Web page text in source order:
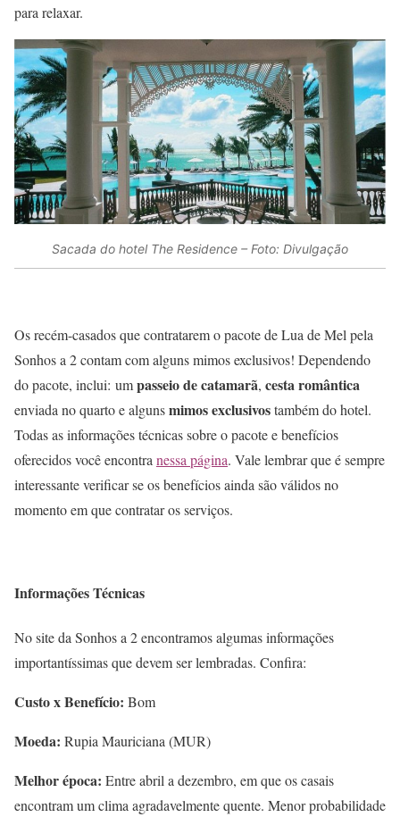
para relaxar.
Sacada do hotel The Residence – Foto: Divulgação
Os recém-casados que contratarem o pacote de Lua de Mel pela
Sonhos a 2 contam com alguns mimos exclusivos! Dependendo
do pacote, inclui: umpasseio de catamarã, cesta romântica
enviada no quarto e algunsmimos exclusivostambém do hotel.
Todas as informações técnicas sobre o pacote e benefícios
oferecidos você encontra nessa página. Vale lembrar que é sempre
interessante verificar se os benefícios ainda são válidos no
momento em que contratar os serviços.
Informações Técnicas
No site da Sonhos a 2 encontramos algumas informações
importantíssimas que devem ser lembradas. Confira:
Custo x Benefício: Bom
Moeda: Rupia Mauriciana (MUR)
Melhor época: Entre abril a dezembro, em que os casais
encontram um clima agradavelmente quente. Menor probabilidade